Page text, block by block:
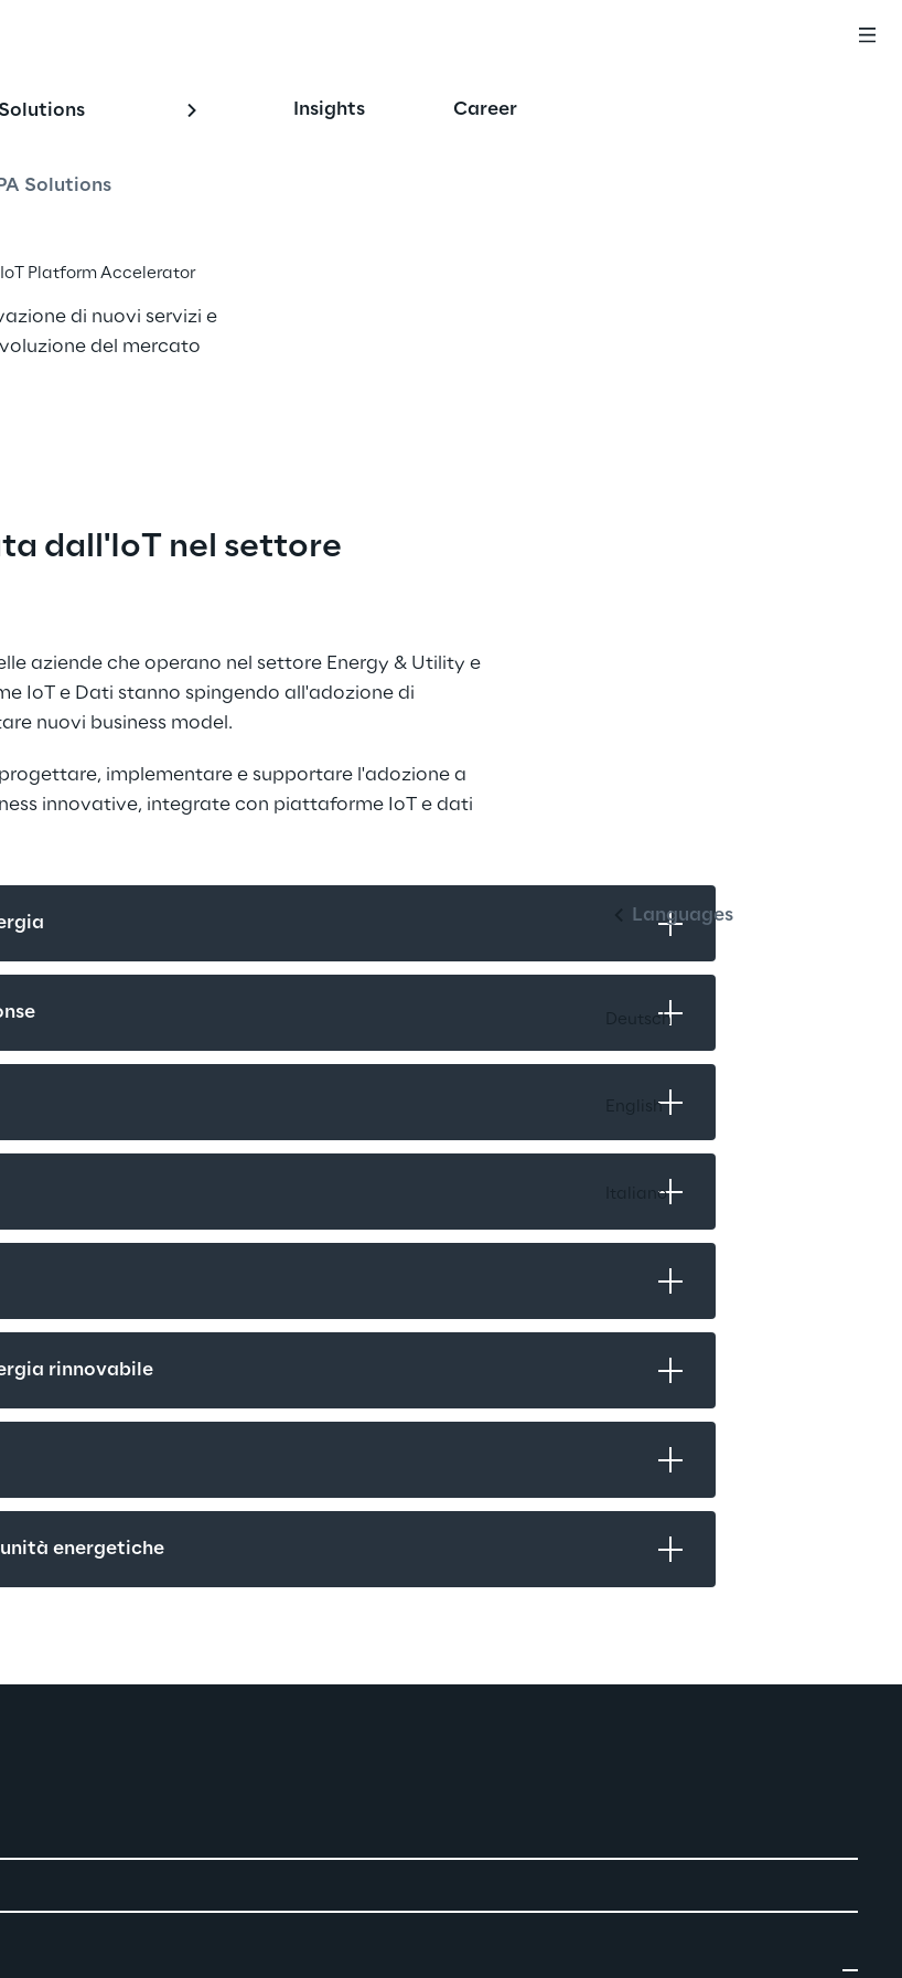
Solutions
Solutions
IoT Platform Accelerator
Insights Career
Languages
Deutsch
English
Italiano
abilitate
IoT per consentire agli
di nuovi servizi e
del mercato
dall'IoT nel settore
aziende che operano nel settore Energy & Utility e
IoT e Dati stanno spingendo all'adozione di
nuovi business model.
implementare e supportare l'adozione a
innovative, integrate con piattaforme IoT e dati
rinnovabile
energetiche